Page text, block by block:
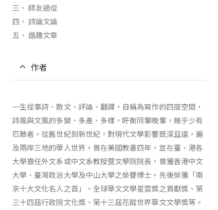
三、 師友過從
四、 詩論文論
五、 諧趣文章
作者
一生從事詩、散文、評論、翻譯，自稱為寫作的四度空間，
詩風與文風的多變、多產、多樣，盱衡同輩晚輩，幾乎少有
匹敵者。從舊世紀到新世紀，對現代文學影響既深且遠，遍
及兩岸三地的華人世界。曾在美國教書四年，並在臺、港各
大學擔任外文系或中文系教授暨文學院院長，曾獲香港中文
大學、臺灣政治大學及中山大學之榮譽博士。先後榮獲「南
京十大文化名人之首」、全球華文文學星雲獎之貢獻獎、第
三十四屆行政院文化獎、第十三屆花蹤世界華文文學獎等。